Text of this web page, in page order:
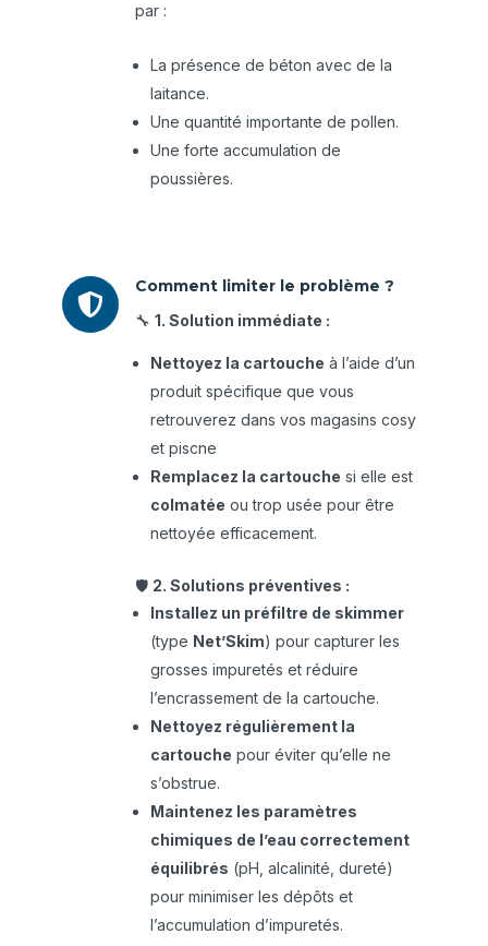
par :
La présence de béton avec de la
laitance.
Une quantité importante de pollen.
Une forte accumulation de
poussières.

Comment limiter le problème ?
🔧 1. Solution immédiate :
Nettoyez la cartouche à l’aide d’un
produit spécifique que vous
retrouverez dans vos magasins cosy
et piscne
Remplacez la cartouche si elle est
colmatée ou trop usée pour être
nettoyée efficacement.
🛡️ 2. Solutions préventives :
Installez un préfiltre de skimmer
(type Net’Skim) pour capturer les
grosses impuretés et réduire
l’encrassement de la cartouche.
Nettoyez régulièrement la
cartouche pour éviter qu’elle ne
s’obstrue.
Maintenez les paramètres
chimiques de l’eau correctement
équilibrés (pH, alcalinité, dureté)
pour minimiser les dépôts et
l’accumulation d’impuretés.